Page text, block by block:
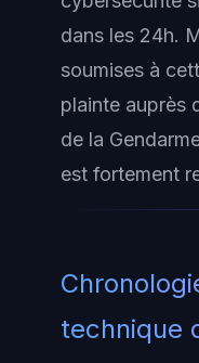
dans les 24h.
soumises à
plainte auprès
de la
est fortement
technique